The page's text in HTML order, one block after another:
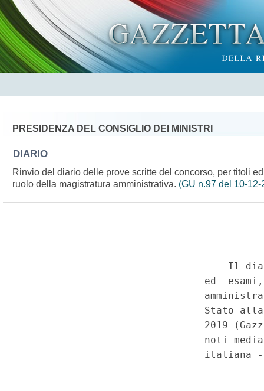
PRESIDENZA DEL CONSIGLIO DEI MINISTRI
DIARIO
Rinvio del diario delle prove scritte del concorso, per titoli
ruolo della magistratura amministrativa. (GU n.97 del 10-12-